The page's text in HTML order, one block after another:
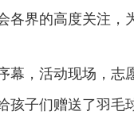
界的高度关注，
，活动现场，志
子们赠送了羽